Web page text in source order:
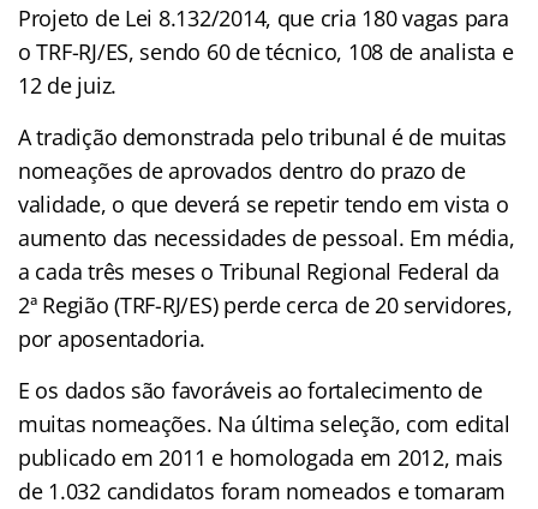
Projeto de Lei 8.132/2014, que cria 180 vagas para
o TRF-RJ/ES, sendo 60 de técnico, 108 de analista e
12 de juiz.
A tradição demonstrada pelo tribunal é de muitas
nomeações de aprovados dentro do prazo de
validade, o que deverá se repetir tendo em vista o
aumento das necessidades de pessoal. Em média,
a cada três meses o Tribunal Regional Federal da
2ª Região (TRF-RJ/ES) perde cerca de 20 servidores,
por aposentadoria.
E os dados são favoráveis ao fortalecimento de
muitas nomeações. Na última seleção, com edital
publicado em 2011 e homologada em 2012, mais
de 1.032 candidatos foram nomeados e tomaram